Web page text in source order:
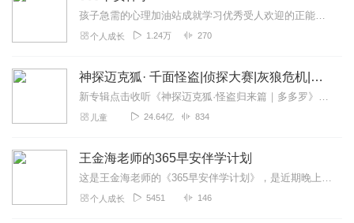
孩子急需的心理加油站成就学习优秀受人欢迎的正能量少年。
个人成长 1.24万 270
神探迈克狐· 千面怪盗|侦探大赛|灰狼危机|多多罗
新专辑点击收听《神探迈克狐·怪盗归来篇｜多多罗》！！！>>>点击进入主播橱窗购买《神探迈克狐》系列图书吧!<<<多多罗故事【点击前往】收听多多罗其他好玩有趣的故...
儿童 24.64亿 834
王金海老师的365早安伴学计划
这是王金海老师的《365早安伴学计划》，是近期晚上和三年级儿子的睡前共读书目，我和他一人一段轮流读，今天忽然想到不如录下来，第二天上学路上可以听，如果能够坚持，...
个人成长 5451 146